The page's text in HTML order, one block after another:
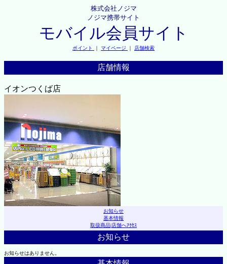
株式会社ノジマ
ノジマ携帯サイト
モバイル会員サイト
ポイント ｜ マイページ ｜ 店舗検索
店舗情報
イオンつくば店
お知らせ
基本情報
取扱商品|店舗へｱｸｾｽ
お知らせ
お知らせはありません。